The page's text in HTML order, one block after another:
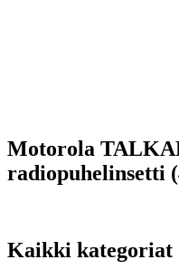
Motorola
radiopuhelinsetti
Kaikki kategoriat